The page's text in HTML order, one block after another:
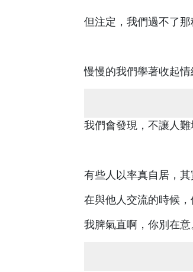
但注定，我們過不了那
慢慢的我們學著收起
我們會發現，不讓人難
有些人以率真自居，其
在與他人交流的時候，
我脾氣直啊，你別在意